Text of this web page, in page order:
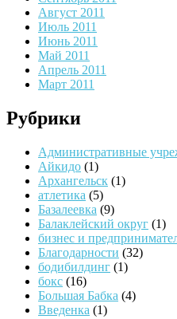
Август 2011
Июль 2011
Июнь 2011
Май 2011
Апрель 2011
Март 2011
Рубрики
Административные
Айкидо (1)
Архангельск (1)
атлетика (5)
Базалеевка (9)
Балаклейский округ (1)
бизнес и
Благодарности (32)
бодибилдинг (1)
бокс (16)
Большая Бабка (4)
Введенка (1)